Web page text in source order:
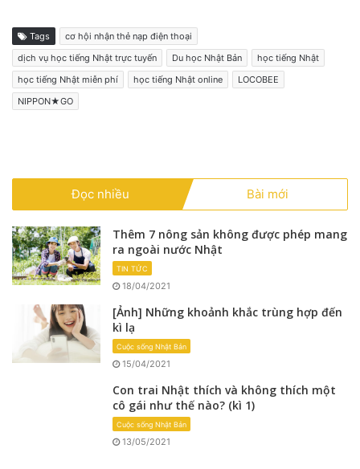
Tags
cơ hội nhận thẻ nạp điện thoại
dịch vụ học tiếng Nhật trực tuyến
Du học Nhật Bản
học tiếng Nhật
học tiếng Nhật miễn phí
học tiếng Nhật online
LOCOBEE
NIPPON★GO
Đọc nhiều Bài mới
Thêm 7 nông sản không được phép mang
ra ngoài nước Nhật
TIN TỨC
18/04/2021
[Ảnh] Những khoảnh khắc trùng hợp đến
kì lạ
Cuộc sống Nhật Bản
15/04/2021
Con trai Nhật thích và không thích một
cô gái như thế nào? (kì 1)
Cuộc sống Nhật Bản
13/05/2021